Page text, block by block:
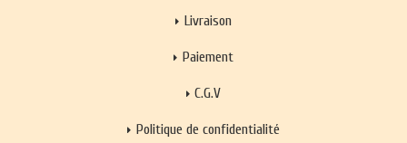
Livraison
Paiement
C.G.V
Politique de confidentialité